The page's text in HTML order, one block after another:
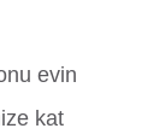
evin
kat